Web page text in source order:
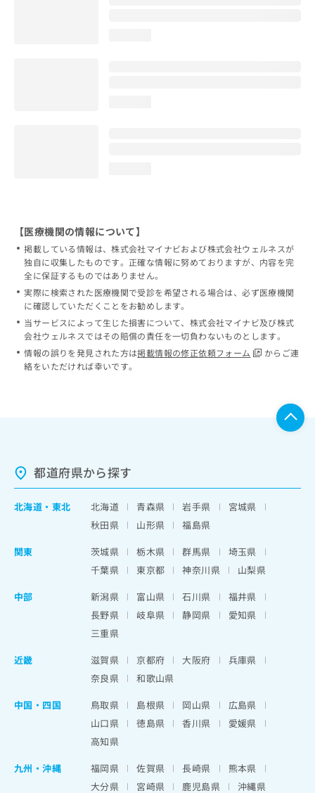
【医療機関の情報について】
掲載している情報は、株式会社マイナビおよび株式会社ウェルネスが
独自に収集したものです。正確な情報に努めておりますが、内容を完
全に保証するものではありません。
実際に検索された医療機関で受診を希望される場合は、必ず医療機関
に確認していただくことをお勧めします。
当サービスによって生じた損害について、株式会社マイナビ及び株式
会社ウェルネスではその賠償の責任を一切負わないものとします。
情報の誤りを発見された方は掲載情報の修正依頼フォーム
からご連
絡をいただければ幸いです。
都道府県から探す
北海道 ・ 東北 北海道 青森県 岩手県
宮城県
秋田県
山形県
福島県
関東
茨城県 栃木県 群馬県
埼玉県
千葉県
東京都 神奈川県
山梨県
中部
新潟県 富山県 石川県
福井県
長野県
岐阜県 静岡県
愛知県
三重県
近畿
滋賀県 京都府 大阪府
兵庫県
奈良県
和歌山県
中国・四国
鳥取県 島根県 岡山県
広島県
山口県
徳島県 香川県
愛媛県
高知県
九州・沖縄
福岡県 佐賀県 長崎県
熊本県
大分県
宮崎県 鹿児島県 沖縄県